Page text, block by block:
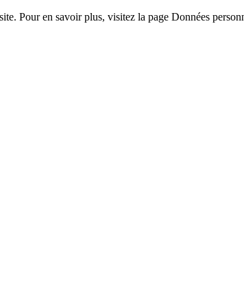
Pour en savoir plus, visitez la page Données